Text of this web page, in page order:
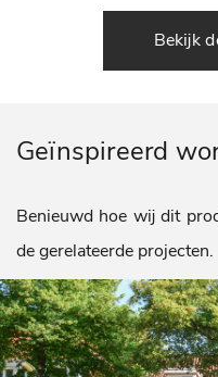
Bekijk
Geïnspireerd
Benieuwd hoe wij dit
de gerelateerde projecten.